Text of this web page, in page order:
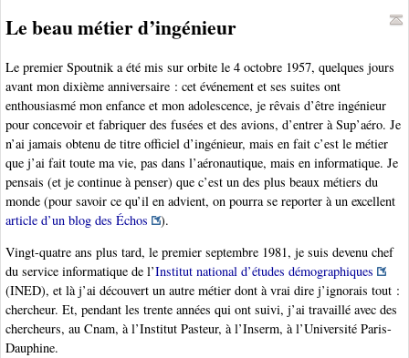
Le beau métier d’ingénieur
Le premier Spoutnik a été mis sur orbite le 4 octobre 1957, quelques jours
avant mon dixième anniversaire : cet événement et ses suites ont
enthousiasmé mon enfance et mon adolescence, je rêvais d’être ingénieur
pour concevoir et fabriquer des fusées et des avions, d’entrer à Sup’aéro. Je
n’ai jamais obtenu de titre officiel d’ingénieur, mais en fait c’est le métier
que j’ai fait toute ma vie, pas dans l’aéronautique, mais en informatique. Je
pensais (et je continue à penser) que c’est un des plus beaux métiers du
monde (pour savoir ce qu’il en advient, on pourra se reporter à un excellent
article d’un blog des Échos
).
Vingt-quatre ans plus tard, le premier septembre 1981, je suis devenu chef
du service informatique de l’Institut national d’études démographiques
(INED), et là j’ai découvert un autre métier dont à vrai dire j’ignorais tout :
chercheur. Et, pendant les trente années qui ont suivi, j’ai travaillé avec des
chercheurs, au Cnam, à l’Institut Pasteur, à l’Inserm, à l’Université Paris-
Dauphine.